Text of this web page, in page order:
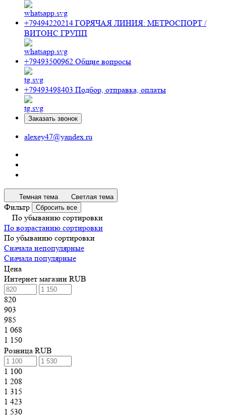
+79494220214 ГОРЯЧАЯ ЛИНИЯ: МЕТРОСПОРТ /
ВИТОНС ГРУПП
+79493500962 Общие вопросы
+79493498403 Подбор, отправка, оплаты
Заказать звонок
alexey47@yandex.ru
Темная тема Светлая тема
Фильтр Сбросить все
По убыванию сортировки
По возрастанию сортировки
По убыванию сортировки
Сначала непопулярные
Сначала популярные
Цена
Интернет магазин RUB
820
903
985
1 068
1 150
Розница RUB
1 100
1 208
1 315
1 423
1 530